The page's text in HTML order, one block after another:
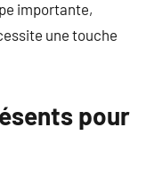
importante,
une touche
pour